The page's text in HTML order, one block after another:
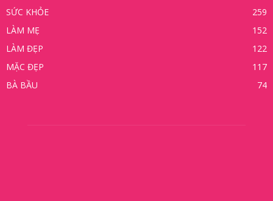
SỨC KHỎE
259
LÀM MẸ
152
LÀM ĐẸP
122
MẶC ĐẸP
117
BÀ BẦU
74